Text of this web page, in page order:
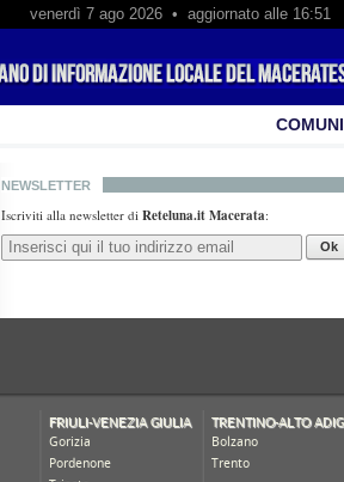
venerdì 7 ago 2026 • aggiornato alle 16:51
COMUNI
NEWSLETTER
Iscriviti alla newsletter di Reteluna.it Macerata:
Ok